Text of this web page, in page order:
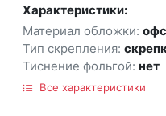
Характеристики:
Материал обложки:
Тип скрепления:
Тиснение фольгой: нет
Все характеристики